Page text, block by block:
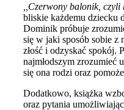
,,Czerwony balonik,
bliskie każdemu dziecku
Dominik próbuje
się w jaki sposób sobie z
złość i odzyskać spokój.
najmłodszym zrozumieć
się ona rodzi oraz
Dodatkowo, książka
oraz pytania